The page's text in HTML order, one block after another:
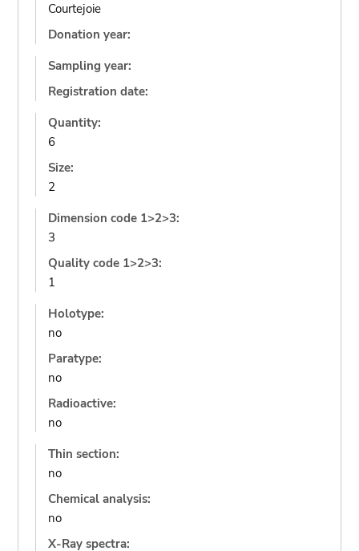
Courtejoie
Donation year:
Sampling year:
Registration date:
Quantity:
6
Size:
2
Dimension code 1>2>3:
3
Quality code 1>2>3:
1
Holotype:
no
Paratype:
no
Radioactive:
no
Thin section:
no
Chemical analysis:
no
X-Ray spectra: